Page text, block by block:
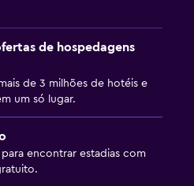
de hospedagens
de 3 milhões de hotéis e
um só lugar.
encontrar estadias com